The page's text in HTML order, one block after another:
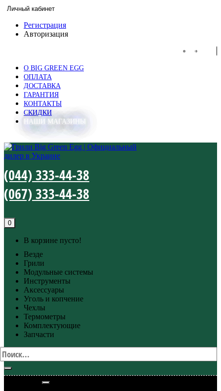
Личный кабинет
Регистрация
Авторизация
UA
O BIG GREEN EGG
ОПЛАТА
ДОСТАВКА
ГАРАНТИЯ
КОНТАКТЫ
СКИДКИ
НАШИ МАГАЗИНЫ
(044) 333-44-38
(067) 333-44-38
0
В корзине пусто!
Везде
Грили
Модульные системы
Инструменты
Аксессуары
Уголь и копчение
Чехлы
Термометры
Комплектующие
Запчасти